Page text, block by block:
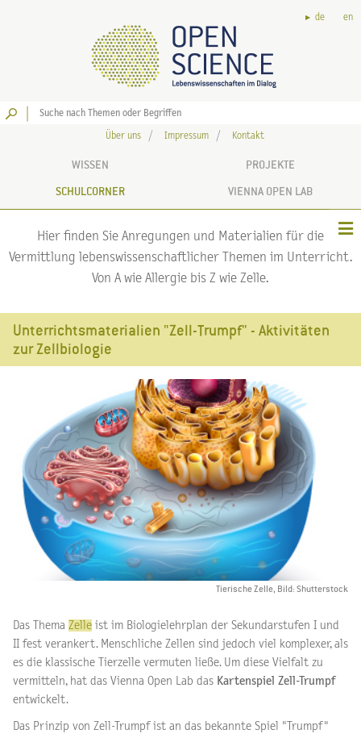
de en
Über uns Impressum Kontakt
WISSEN PROJEKTE
SCHULCORNER VIENNA OPEN LAB
Hier finden Sie Anregungen und Materialien für die
Vermittlung lebenswissenschaftlicher Themen im Unterricht.
Von A wie Allergie bis Z wie Zelle.
Unterrichtsmaterialien "Zell-Trumpf" - Aktivitäten
zur Zellbiologie
Tierische Zelle, Bild: Shutterstock
Das Thema Zelle ist im Biologielehrplan der Sekundarstufen I und
II fest verankert. Menschliche Zellen sind jedoch viel komplexer, als
es die klassische Tierzelle vermuten ließe. Um diese Vielfalt zu
vermitteln, hat das Vienna Open Lab das Kartenspiel Zell-Trumpf
entwickelt.
Das Prinzip von Zell-Trumpf ist an das bekannte Spiel "Trumpf"